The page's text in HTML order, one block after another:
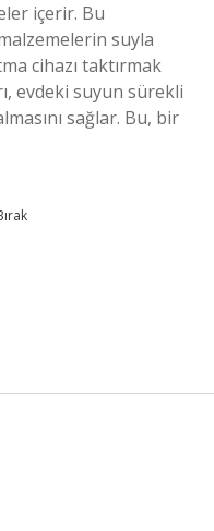
içerir. Bu
suyla
cihazı taktırmak
evdeki suyun sürekli
sağlar. Bu, bir